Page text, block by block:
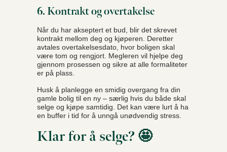
6. Kontrakt og overtakelse
Når du har akseptert et bud, blir det skrevet
kontrakt mellom deg og kjøperen. Deretter
avtales overtakelsesdato, hvor boligen skal
være tom og rengjort. Megleren vil hjelpe deg
gjennom prosessen og sikre at alle formaliteter
er på plass.
Husk å planlegge en smidig overgang fra din
gamle bolig til en ny – særlig hvis du både skal
selge og kjøpe samtidig. Det kan være lurt å ha
en buffer i tid for å unngå unødvendig stress.
Klar for å selge? 🤩